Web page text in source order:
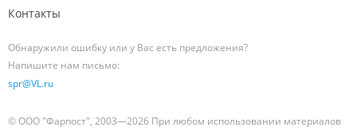
Контакты
Обнаружили ошибку или у Вас есть предложения?
Напишите нам письмо:
spr@VL.ru
© ООО "Фарпост", 2003—2026 При любом использовании материалов